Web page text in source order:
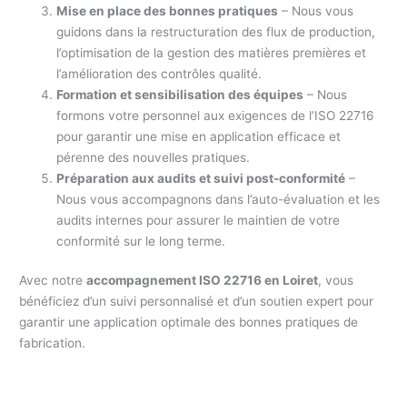
Mise en place des bonnes pratiques – Nous vous
guidons dans la restructuration des flux de production,
l’optimisation de la gestion des matières premières et
l’amélioration des contrôles qualité.
Formation et sensibilisation des équipes – Nous
formons votre personnel aux exigences de l’ISO 22716
pour garantir une mise en application efficace et
pérenne des nouvelles pratiques.
Préparation aux audits et suivi post-conformité –
Nous vous accompagnons dans l’auto-évaluation et les
audits internes pour assurer le maintien de votre
conformité sur le long terme.
Avec notreaccompagnement ISO 22716 en Loiret, vous
bénéficiez d’un suivi personnalisé et d’un soutien expert pour
garantir une application optimale des bonnes pratiques de
fabrication.